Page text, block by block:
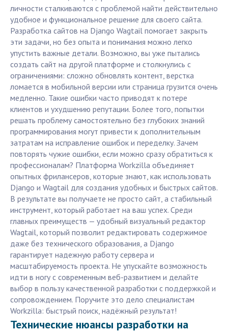
личности сталкиваются с проблемой найти действительно
удобное и функциональное решение для своего сайта.
Разработка сайтов на Django Wagtail помогает закрыть
эти задачи, но без опыта и понимания можно легко
упустить важные детали. Возможно, вы уже пытались
создать сайт на другой платформе и столкнулись с
ограничениями: сложно обновлять контент, верстка
ломается в мобильной версии или страница грузится очень
медленно. Такие ошибки часто приводят к потере
клиентов и ухудшению репутации. Более того, попытки
решать проблему самостоятельно без глубоких знаний
программирования могут привести к дополнительным
затратам на исправление ошибок и переделку. Зачем
повторять чужие ошибки, если можно сразу обратиться к
профессионалам? Платформа Workzilla объединяет
опытных фрилансеров, которые знают, как использовать
Django и Wagtail для создания удобных и быстрых сайтов.
В результате вы получаете не просто сайт, а стабильный
инструмент, который работает на ваш успех. Среди
главных преимуществ — удобный визуальный редактор
Wagtail, который позволит редактировать содержимое
даже без технического образования, а Django
гарантирует надежную работу сервера и
масштабируемость проекта. Не упускайте возможность
идти в ногу с современным веб-развитием и делайте
выбор в пользу качественной разработки с поддержкой и
сопровождением. Поручите это дело специалистам
Workzilla: быстрый поиск, надёжный результат!
Технические нюансы разработки на